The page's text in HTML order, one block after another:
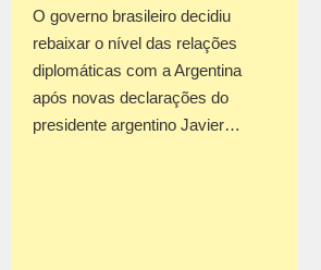
O governo brasileiro decidiu
rebaixar o nível das relações
diplomáticas com a Argentina
após novas declarações do
presidente argentino Javier…